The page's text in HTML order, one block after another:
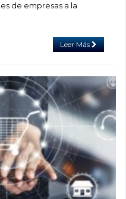
de empresas a la
Leer Más